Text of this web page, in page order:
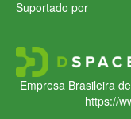
Suportado por
Empresa Brasileira
https://